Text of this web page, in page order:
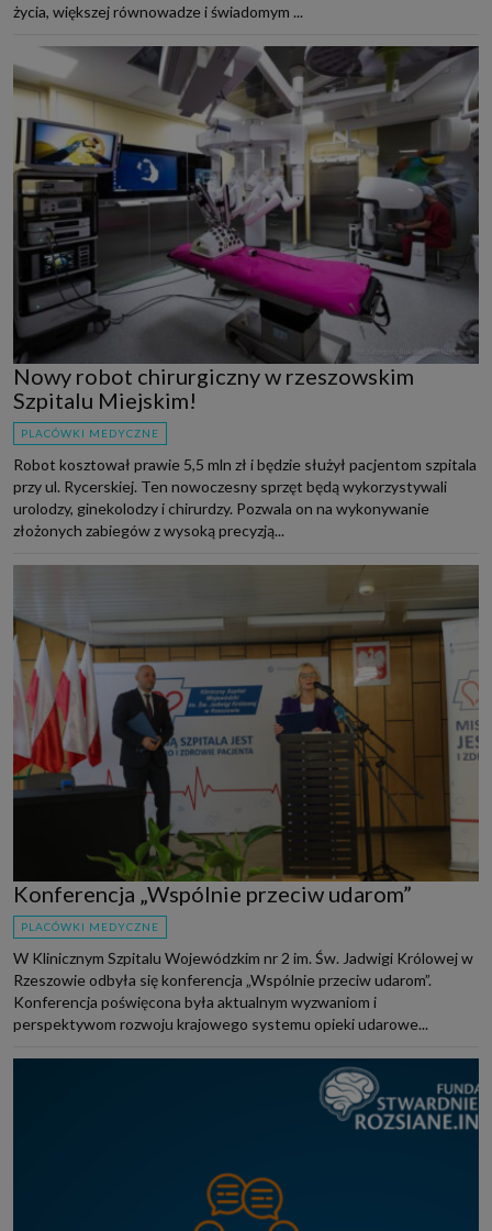
życia, większej równowadze i świadomym ...
Nowy robot chirurgiczny w rzeszowskim
Szpitalu Miejskim!
PLACÓWKI MEDYCZNE
Robot kosztował prawie 5,5 mln zł i będzie służył pacjentom szpitala
przy ul. Rycerskiej. Ten nowoczesny sprzęt będą wykorzystywali
urolodzy, ginekolodzy i chirurdzy. Pozwala on na wykonywanie
złożonych zabiegów z wysoką precyzją...
Konferencja „Wspólnie przeciw udarom”
PLACÓWKI MEDYCZNE
W Klinicznym Szpitalu Wojewódzkim nr 2 im. Św. Jadwigi Królowej w
Rzeszowie odbyła się konferencja „Wspólnie przeciw udarom”.
Konferencja poświęcona była aktualnym wyzwaniom i
perspektywom rozwoju krajowego systemu opieki udarowe...